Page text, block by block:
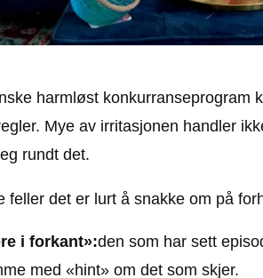
harmløst konkurranseprogram
Mye av irritasjonen handler
rundt det.
feller det er lurt å snakke om på
i forkant»:den som har sett
med «hint» om det som skjer.